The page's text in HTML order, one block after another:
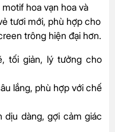
hoa vạn hoa và
tươi mới, phù hợp cho
trông hiện đại hơn.
tối giản, lý tưởng cho
lắng, phù hợp với chế
dịu dàng, gợi cảm giác